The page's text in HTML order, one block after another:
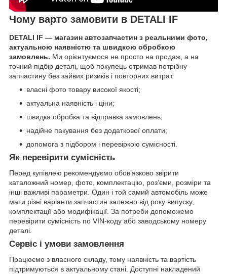
Чому варто замовити в DETALI IF
DETALI IF — магазин автозапчастин з реальними фото,
актуальною наявністю та швидкою обробкою
замовлень. Ми орієнтуємося не просто на продаж, а на
точний підбір деталі, щоб покупець отримав потрібну
запчастину без зайвих ризиків і повторних витрат.
власні фото товару високої якості;
актуальна наявність і ціни;
швидка обробка та відправка замовлень;
надійне пакування без додаткової оплати;
допомога з підбором і перевіркою сумісності.
Як перевірити сумісність
Перед купівлею рекомендуємо обов’язково звірити
каталожний номер, фото, комплектацію, роз’єми, розміри та
інші важливі параметри. Один і той самий автомобіль може
мати різні варіанти запчастин залежно від року випуску,
комплектації або модифікації. За потреби допоможемо
перевірити сумісність по VIN-коду або заводському номеру
деталі.
Сервіс і умови замовлення
Працюємо з власного складу, тому наявність та вартість
підтримуються в актуальному стані. Доступні накладений